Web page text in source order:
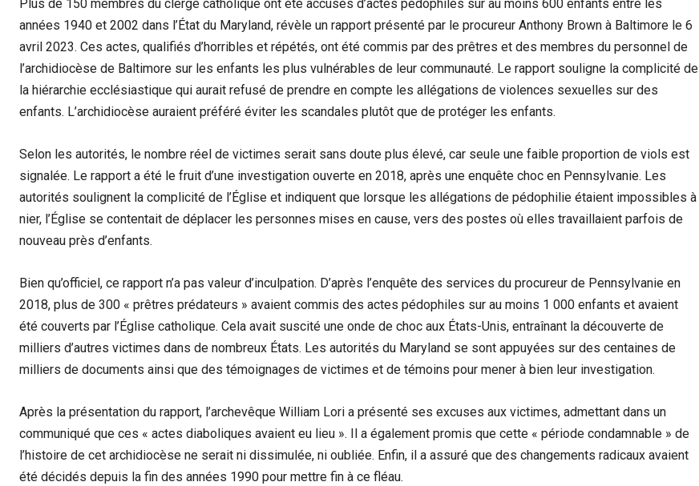
Plus de 150 membres du clergé catholique ont été accusés d’actes pédophiles sur au moins 600 enfants entre les
années 1940 et 2002 dans l’État du Maryland, révèle un rapport présenté par le procureur Anthony Brown à Baltimore le 6
avril 2023. Ces actes, qualifiés d’horribles et répétés, ont été commis par des prêtres et des membres du personnel de
l’archidiocèse de Baltimore sur les enfants les plus vulnérables de leur communauté. Le rapport souligne la complicité de
la hiérarchie ecclésiastique qui aurait refusé de prendre en compte les allégations de violences sexuelles sur des
enfants. L’archidiocèse auraient préféré éviter les scandales plutôt que de protéger les enfants.
Selon les autorités, le nombre réel de victimes serait sans doute plus élevé, car seule une faible proportion de viols est
signalée. Le rapport a été le fruit d’une investigation ouverte en 2018, après une enquête choc en Pennsylvanie. Les
autorités soulignent la complicité de l’Église et indiquent que lorsque les allégations de pédophilie étaient impossibles à
nier, l’Église se contentait de déplacer les personnes mises en cause, vers des postes où elles travaillaient parfois de
nouveau près d’enfants.
Bien qu’officiel, ce rapport n’a pas valeur d’inculpation. D’après l’enquête des services du procureur de Pennsylvanie en
2018, plus de 300 « prêtres prédateurs » avaient commis des actes pédophiles sur au moins 1 000 enfants et avaient
été couverts par l’Église catholique. Cela avait suscité une onde de choc aux États-Unis, entraînant la découverte de
milliers d’autres victimes dans de nombreux États. Les autorités du Maryland se sont appuyées sur des centaines de
milliers de documents ainsi que des témoignages de victimes et de témoins pour mener à bien leur investigation.
Après la présentation du rapport, l’archevêque William Lori a présenté ses excuses aux victimes, admettant dans un
communiqué que ces « actes diaboliques avaient eu lieu ». Il a également promis que cette « période condamnable » de
l’histoire de cet archidiocèse ne serait ni dissimulée, ni oubliée. Enfin, il a assuré que des changements radicaux avaient
été décidés depuis la fin des années 1990 pour mettre fin à ce fléau.